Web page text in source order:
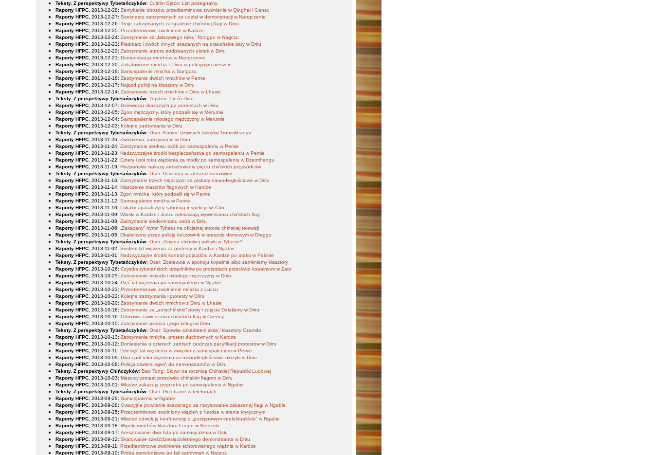
Teksty. Z perspektywy Tybetańczyków:Cultrim Gjaco: List pożegnalny
Raporty HFPC , 2013-12-28:Zamykanie obozów, przedterminowe zwolnienia w Qinghai i Gansu
Raporty HFPC , 2013-12-27:Szesnastu zatrzymanych za udział w demonstracji w Nangczenie
Raporty HFPC , 2013-12-26:Troje zatrzymanych za spalenie chińskiej flagi w Driru
Raporty HFPC , 2013-12-25:Przedterminowe zwolnienie w Kardze
Raporty HFPC , 2013-12-24:Zatrzymanie za „fałszywego tulku” Rongpo w Nagczu
Raporty HFPC , 2013-12-23:Pieśniarz i dwóch innych skazanych na drakońskie kary w Driru
Raporty HFPC , 2013-12-22:Zatrzymanie autora podpisanych ulotek w Driru
Raporty HFPC , 2013-12-21 :Demonstracja mnichów w Nangczenie
Raporty HFPC , 2013-12-20:Zakatowanie mnicha z Driru w policyjnym areszcie
Raporty HFPC , 2013-12-19:Samospalenie mnicha w Sangczu
Raporty HFPC , 2013-12-18:Zatrzymanie dwóch mnichów w Pemie
Raporty HFPC , 2013-12-17:Najazd policji na klasztory w Driru
Raporty HFPC , 2013-12-14:Zatrzymanie trzech mnichów z Driru w Lhasie
Teksty. Z perspektywy Tybetańczyków:Topden: Pieśń Driru
Raporty HFPC , 2013-12-07:Dziewięciu skazanych po protestach w Driru
Raporty HFPC , 2013-12-05:Zgon mężczyzny, który podpalił się w Merumie
Raporty HFPC , 2013-12-04:Samospalenie młodego mężczyzny w Merumie
Raporty HFPC , 2013-12-03:Kolejne zatrzymania w Driru
Teksty. Z perspektywy Tybetańczyków:Oser: Koniec dziwnych dziejów Tromsikhangu
Raporty HFPC , 2013-11-26:Zwolnienia, zatrzymanie w Driru
Raporty HFPC , 2013-11-24:Zatrzymanie siedmiu osób po samospaleniu w Pemie
Raporty HFPC , 2013-11-23:Nadzwyczajne środki bezpieczeństwa po samospaleniu w Pemie
Raporty HFPC , 2013-11-22:Cztery i pół roku więzienia za modły po samospaleniu w Dzamthangu
Raporty HFPC , 2013-11-19:Hiszpańskie nakazy aresztowania pięciu chińskich przywódców
Teksty. Z perspektywy Tybetańczyków:Oser: Uciszona w areszcie domowym
Raporty HFPC , 2013-11-16:Zatrzymanie trzech mężczyzn za plakaty niepodległościowe w Driru
Raporty HFPC , 2013-11-14:Niszczenie masztów flagowych w Kardze
Raporty HFPC , 2013-11-13:Zgon mnicha, który podpalił się w Pemie
Raporty HFPC , 2013-11-12:Samospalenie mnicha w Pemie
Raporty HFPC , 2013-11-10:Lokalni aparatczycy sabotują inspekcję w Zato
Raporty HFPC , 2013-11-09:Wioski w Kardze i Juszu odmawiają wywieszania chińskich flag
Raporty HFPC , 2013-11-08:Zatrzymanie siedemnastu osób w Driru
Raporty HFPC , 2013-11-06:
„Zakazany” hymn Tybetu na oficjalnej stronie chińskiej telewizji
Raporty HFPC , 2013-11-05:Okaleczony przez policję koczownik w areszcie domowym w Draggo
Teksty. Z perspektywy Tybetańczyków:Oser: Zmiana chińskiej polityki w Tybecie?
Raporty HFPC , 2013-11-02:Siedem lat więzienia za protesty w Kardze i Ngabie
Raporty HFPC , 2013-11-01 :Nadzwyczajne środki kontroli pojazdów w Kardze po ataku w Pekinie
Teksty. Z perspektywy Tybetańczyków:Oser: Zostawcie w spokoju kopalnie albo zamkniemy klasztory
Raporty HFPC , 2013-10-26:Czystka tybetańskich urzędników po protestach przeciwko kopalniom w Zato
Raporty HFPC , 2013-10-25:Zatrzymanie mniszki i młodego mężczyzny w Driru
Raporty HFPC , 2013-10-24:Pięć lat więzienia po samospaleniu w Ngabie
Raporty HFPC , 2013-10-23:Przedterminowe zwolnienie mnicha z Luczu
Raporty HFPC , 2013-10-22:Kolejne zatrzymania i protesty w Driru
Raporty HFPC , 2013-10-20:Zatrzymanie dwóch mnichów z Driru w Lhasie
Raporty HFPC , 2013-10-18:Zatrzymanie za „antychińskie” posty i zdjęcia Dalajlamy w Driru
Raporty HFPC , 2013-10-16:Odmowa zawieszania chińskich flag w Czency
Raporty HFPC , 2013-10-15:Zatrzymanie pisarza i jego kolegi w Driru
Teksty. Z perspektywy Tybetańczyków:Oser: Spowite szkarłatem sioła i klasztory Czamdo
Raporty HFPC , 2013-10-13:Zatrzymanie mnicha, protest duchownych w Kardze
Raporty HFPC , 2013-10-12:Doniesienia o czterech zabitych podczas pacyfikacji protestów w Driru
Raporty HFPC , 2013-10-11 :Dziesięć lat więzienia w związku z samospaleniem w Pemie
Raporty HFPC , 2013-10-09:Dwa i pół roku więzienia za niepodległościowe okrzyki w Driru
Raporty HFPC , 2013-10-08:Policja otwiera ogień do demonstrantów w Driru
Teksty. Z perspektywy Chińczyków:Bao Tong: Słowo na rocznicę Chińskiej Republiki Ludowej
Raporty HFPC , 2013-10-03:Masowy protest przeciwko chińskim flagom w Driru
Raporty HFPC , 2013-10-01 :Władze zakazują pogrzebu po samospaleniu w Ngabie
Teksty. Z perspektywy Tybetańczyków:Oser: Grzebanie w telefonach
Raporty HFPC , 2013-09-29:Samospalenie w Ngabie
Raporty HFPC , 2013-09-28:Owacyjne powitanie skazanego za narysowanie zakazanej flagi w Ngabie
Raporty HFPC , 2013-09-25:Przedterminowo zwolniony więzień z Kardze w stanie krytycznym
Raporty HFPC , 2013-09-21 :Władze odwołują konferencję o „postępowym intelektualiście” w Ngabie
Raporty HFPC , 2013-09-18:Wyroki mnichów klasztoru Łonpo w Serszulu
Raporty HFPC , 2013-09-17:Aresztowanie dwa lata po samospaleniu w Dału
Raporty HFPC , 2013-09-12:Skatowanie sześćdziesięcioletniego demonstranta w Driru
Raporty HFPC , 2013-09-11 :Przedterminowe zwolnienie schorowanego więźnia w Kardze
Raporty HFPC , 2013-09-10:Próba samobójstwa po fali zatrzymań w Nagczu